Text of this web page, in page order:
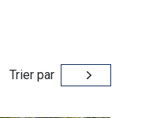
Trier par